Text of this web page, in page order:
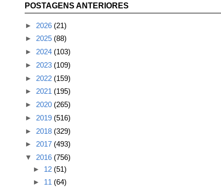
POSTAGENS ANTERIORES
► 2026 (21)
► 2025 (88)
► 2024 (103)
► 2023 (109)
► 2022 (159)
► 2021 (195)
► 2020 (265)
► 2019 (516)
► 2018 (329)
► 2017 (493)
▼ 2016 (756)
► 12 (51)
► 11 (64)